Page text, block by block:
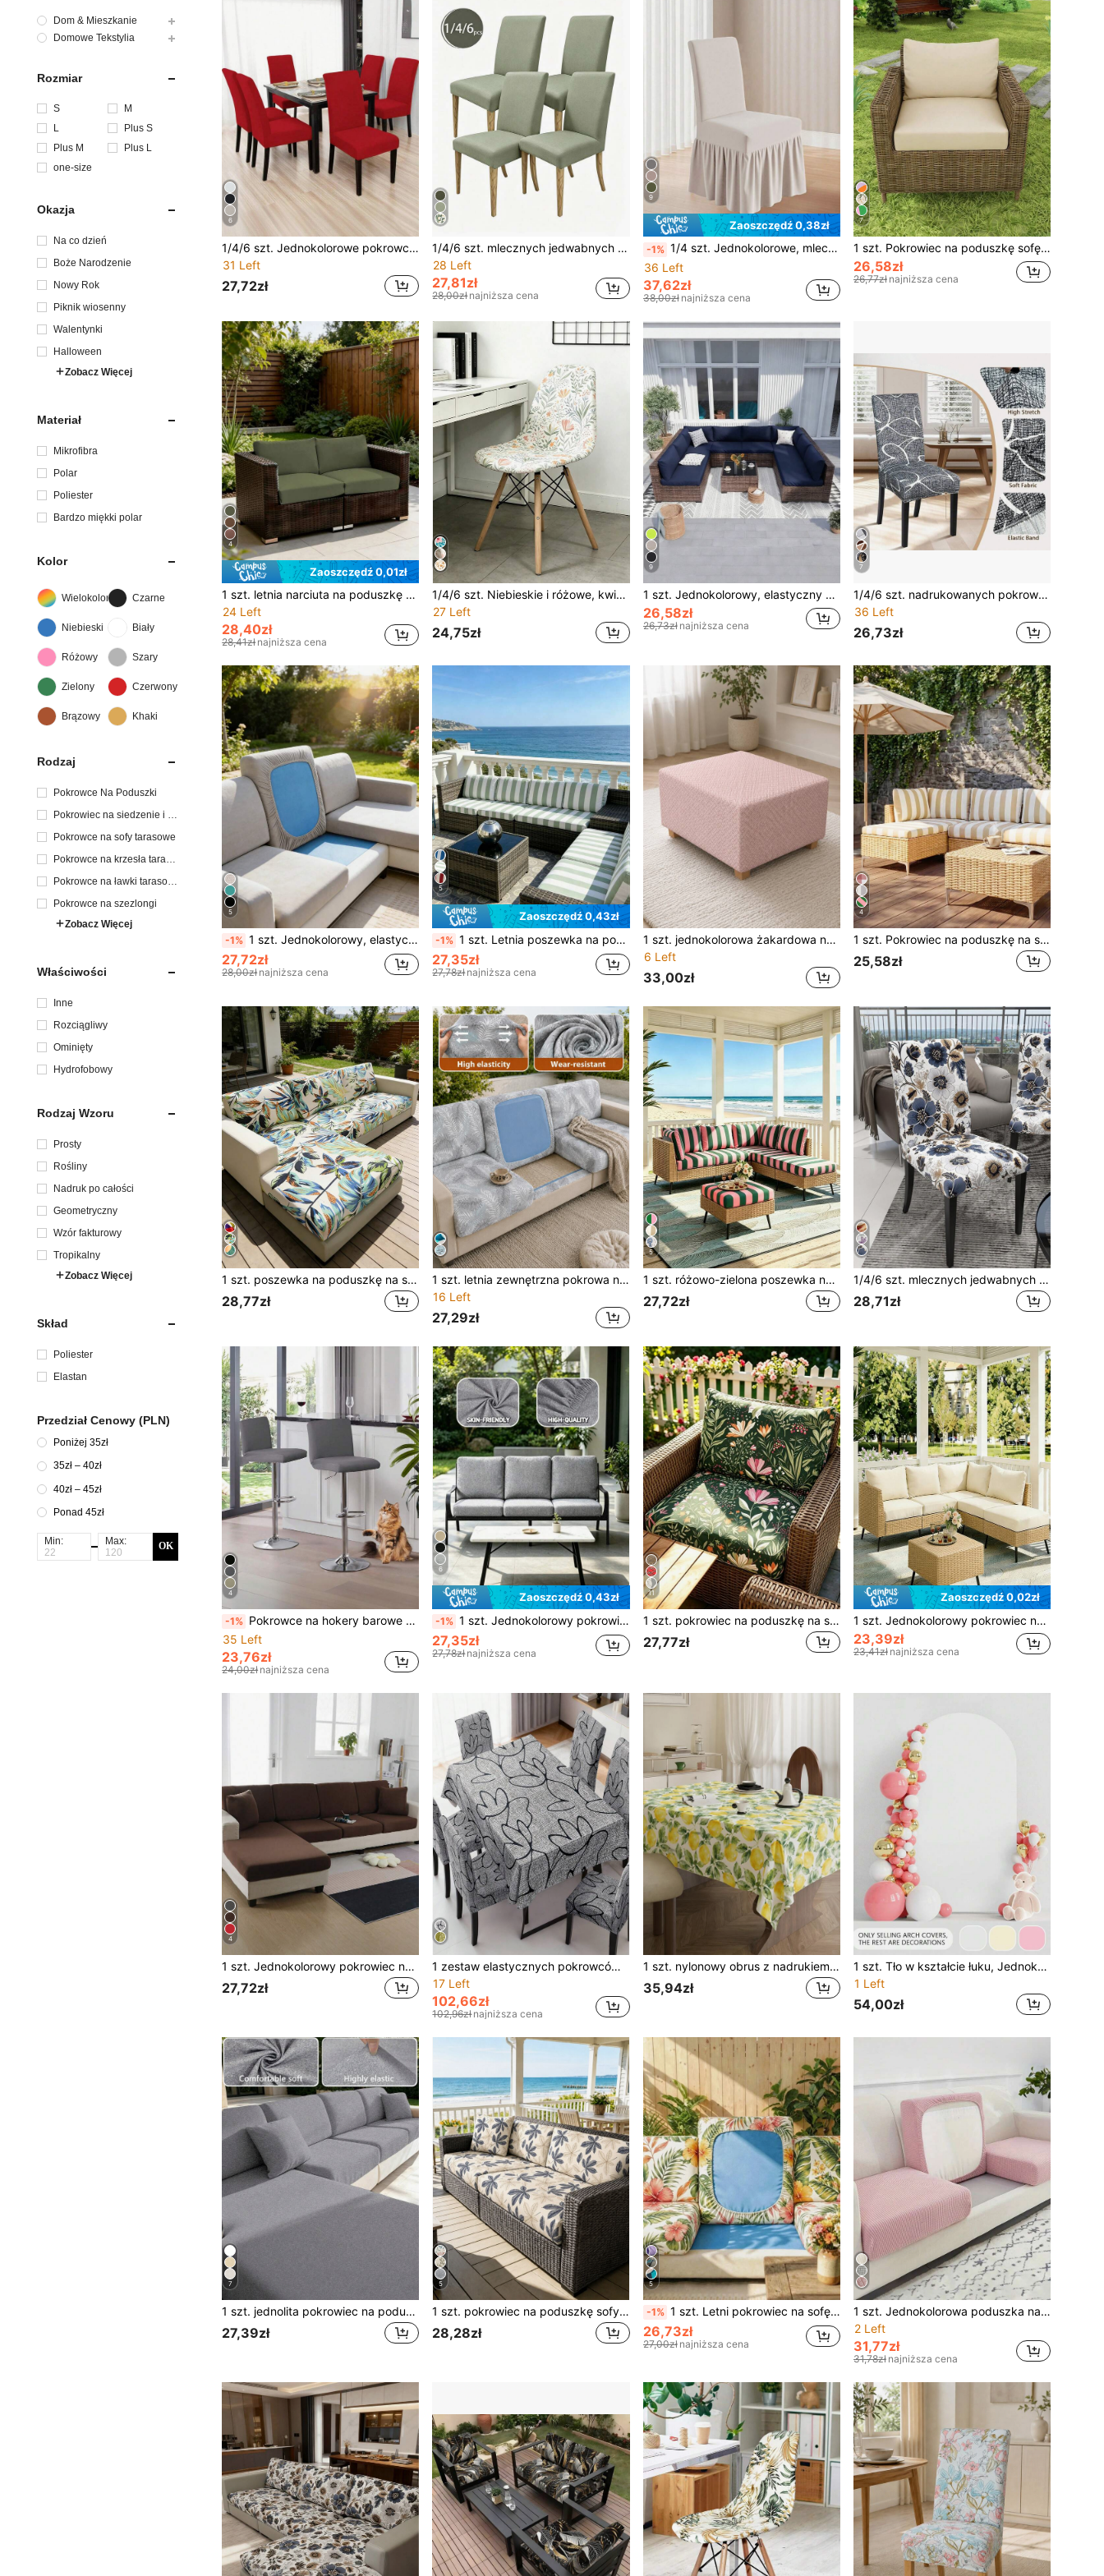
Dom & Mieszkanie
Domowe Tekstylia
Rozmiar
S
M
L
Plus S
Plus M
Plus L
one-size
Okazja
Na co dzień
Boże Narodzenie
Nowy Rok
Piknik wiosenny
Walentynki
Halloween
Zobacz Więcej
Materiał
Mikrofibra
Polar
Poliester
Bardzo miękki polar
Kolor
Wielokolorowe Czarne
Niebieski Biały
Różowy Szary
Zielony Czerwony
Brązowy Khaki
Rodzaj
Pokrowce Na Poduszki
Pokrowiec na siedzenie i p
Pokrowce na sofy tarasowe
Pokrowce na krzesła taraso
Pokrowce na ławki tarasow
Pokrowce na szezlongi
Zobacz Więcej
Właściwości
Inne
Rozciągliwy
Ominięty
Hydrofobowy
Rodzaj Wzoru
Prosty
Rośliny
Nadruk po całości
Geometryczny
Wzór fakturowy
Tropikalny
Zobacz Więcej
Skład
Poliester
Elastan
Przedział Cenowy (PLN)
Poniżej 35zł
35zł – 40zł
40zł – 45zł
Ponad 45zł
Min: Max: OK
6
1/4/6 szt. Jednokolorowe pokrowce na krzesła z mlecznego jedwabiu, o wysokiej elastyczności, odporne na kurz i wodę, odpowiednie na każdą porę roku, do salonu, hotelu, restauracji, kuchni, wystroju wnętrz, na Boże Narodzenie
31 Left
27,72zł
1/4/6 szt. mlecznych jedwabnych pokrowców na krzesła z wysokim oparciem, wysoka elastyczność, pyłoszczelność, uniwersalne, pasujące do salonu, jadalni, sypialni, gabinetu, na zewnątrz, zdejmowane i nadające się do prania
28 Left
27,81zł
28,00złnajniższa cena
9
Zaoszczędź 0,38zł
-1% 1/4 szt. Jednokolorowe, mleczne, jedwabne pokrowce na krzesła w stylu spódnicy, pełne pokrycie, antypoślizgowe, trwałe, zmywalne, o wysokiej elastyczności, rozciągliwe, łatwe w dopasowaniu, uniwersalny ochraniacz mebli, odpowiedni na imprezy, wesela, bankiety, wydarzenia, do jadalni i uroczystości
36 Left
37,62zł
38,00zł najniższa cena
7
1 szt. Pokrowiec na poduszkę sofę z nadrukiem zewnętrznym, jednokolorowy pokrowiec na sofę, wysoce elastyczny, odporny na kurz i zmywalny, minimalistyczny, nowoczesny pokrowiec na poduszkę sofę do salonu i sypialni, na każdą porę roku
26,58zł
26,77zł najniższa cena
4
Zaoszczędź 0,01zł
1 szt. letnia narciuta na poduszkę na sofę w stylu czepka kąpielowego, jednolity kolor, z jedwabiu mlecznego, o wysokiej elastyczności, przeciwpyłowa, zdejmowana, możliwa do prania, minimalistyczna, nowoczesna, całoroczna, odpowiednia do ogrodu, na balkon, na podwórze, do sypialni i salonu
24 Left
28,40zł
28,41złnajniższa cena
1/4/6 szt. Niebieskie i różowe, kwiatowe, cyfrowe nadruki z mlecznego jedwabiu, pokrowce na krzesła Eames, wysoce rozciągliwe, pyłoszczelne, całoroczne, odpowiednie do salonu, kuchni, wystroju wnętrz, zakrzywione pokrowce na krzesła
27 Left
24,75zł
9
1 szt. Jednokolorowy, elastyczny pokrowiec na poduszkę sofę z mlecznego jedwabiu, wysoka elastyczność, pyłoszczelny, odpowiedni do ogrodu, rattanowy pokrowiec na poduszkę sofę
26,58zł
26,73zł najniższa cena
7
1/4/6 szt. nadrukowanych pokrowców na krzesła z wysokim oparciem z mlecznego jedwabiu, losowy wzór, nowoczesne poliestrowe pokrowce rozciągliwe, odporne na kurz i zmywalne, do salonu, jadalni i sypialni
36 Left
26,73zł
5
-1% 1 szt. Jednokolorowy, elastyczny pokrowiec na poduszkę sofę z mlecznego jedwabiu, wysoce elastyczny, pyłoszczelny ochraniacz na siedzisko sofy, odpowiedni do ogrodu i patio
27,72zł
28,00złnajniższa cena
5
Zaoszczędź 0,43zł
-1% 1 szt. Letnia poszewka na poduszkę na sofę, nadruk w paski, minimalistyczny pokrowiec na sofę, całoroczny, o wysokiej elastyczności, odporny na kurz, zdejmowany i nadający się do prania, do salonu i sypialni
27,35zł
27,78złnajniższa cena
1 szt. jednokolorowa żakardowa nakładka na stołek, minimalistyczna nowoczesna, całoroczna do domu, zdejmowana, prana w pralce, z pogrubionego polaru, elastyczna, przeciwkurzowa i odporna na plamy, dekoracja do domu, pokrowiec na podnóżek
6 Left
33,00zł
4
1 szt. Pokrowiec na poduszkę na sofę w paski, elastyczny, odporny na kurz, zmywalny, minimalistyczny, nowoczesny, całoroczny, do salonu, sypialni, balkonu, ogrodu, wystroju domu.
25,58zł
1 szt. poszewka na poduszkę na sofę z nadrukiem zewnętrznym, styl pasterski, wzór tropikalnego lasu deszczowego, narzuta na sofę, sprzedawana pojedynczo, wysoka elastyczność, pyłoszczelna, zmywalna, minimalistyczna, nowoczesna, całoroczna, do salonu, sypialni, wystroju domu
28,77zł
1 szt. letnia zewnętrzna pokrowa na sofę z jedwabiu mlecznego o wysokiej elastyczności, nadruk w niebiesko-białe liście, całoroczna, przeciwkurzowa, odporna na plamy, zdejmowana, prana, nowoczesny modny design, poduszka na sofę do salonu, jadalni, sypialni i na zewnątrz
16 Left
27,29zł
5
1 szt. różowo-zielona poszewka na poduszkę z mlecznego jedwabiu w paski, wysoce elastyczna, pyłoszczelna, zmywalna, do ogrodu, sypialni, jadalni, salonu
27,72zł
1/4/6 szt. mlecznych jedwabnych pokrowców na krzesła z wysokim oparciem, w liście, fioletowe kwiaty, elastyczne, odporne na kurz, zmywalne pokrowce na krzesła do salonu, jadalni, sypialni i gabinetu
28,71zł
4
-1% Pokrowce na hokery barowe 1 szt./2 szt./4 szt. w jednolitym kolorze z mlecznego jedwabiu, zdejmowane i nadające się do prania, nowoczesne, elastyczne pokrowce poliestrowe, odporne na kurz i plamy, do domu, baru, hotelu, klubu, obrotowe hokery bez oparcia, na każdą porę roku
35 Left
23,76zł
24,00złnajniższa cena
6
Zaoszczędź 0,43zł
-1% 1 szt. Jednokolorowy pokrowiec na sofę z mlecznego jedwabiu, bardzo elastyczny, odporny na kurz, zdejmowany i zmywalny, minimalistyczny, nowoczesny pokrowiec na sofę, odpowiedni do ogrodu, balkonu, patio, sypialni i salonu
27,35zł
27,78złnajniższa cena
11
1 szt. pokrowiec na poduszkę na sofę w stylu czepek kąpielowy z nadrukiem, pokrowiec na sofę w wzór liści deszczowego lasu, wysoka elastyczność, pyłoszczelny, odporny na plamy, zdejmowany, prany, minimalistyczny, nowoczesny, całoroczny, do salonu i sypialni, dekoracja domu
27,77zł
Zaoszczędź 0,02zł
1 szt. Jednokolorowy pokrowiec na poduszkę sofy z mlecznego jedwabiu, wysoce elastyczny, odporny na kurz, zmywalny pokrowiec na sofę na każdą porę roku, odpowiedni do modułowej sofy rattanowej na zewnątrz, sprzedawany pojedynczo, nie jako zestaw
23,39zł
23,41zł najniższa cena
4
1 szt. Jednokolorowy pokrowiec na poduszkę sofę z mlecznego jedwabiu, wysoce elastyczny, odporny na kurz, zmywalny, minimalistyczny, nowoczesny pokrowiec na sofę do salonu i sypialni, na każdą porę roku
27,72zł
1 zestaw elastycznych pokrowców na krzesła do jadalni i obrusów, jedwabny pokrowiec na krzesła z nadrukiem i jednokolorowy wodoodporny obrus, odpowiedni do jadalni
17 Left
102,66zł
102,96złnajniższa cena
1 szt. nylonowy obrus z nadrukiem cytryny, gładki splot, w kolorze zielonym, w stylu rustykalnym, wielofunkcyjny, antypoślizgowy, odporny na ciepło, wodoodporny, pogrubiony, pełny pokrowiec na stół, odpowiedni do kuchni, salonu, na przyjęcia i różne okazje
35,94zł
1 szt. Tło w kształcie łuku, Jednokolorowe dwustronne tło fotograficzne na wesele, dekoracja na przyjęcie urodzinowe Najlepsze prezenty
1 Left
54,00zł
7
1 szt. jednolita pokrowiec na poduszkę kanapową z jedwabiu mlecznego, o wysokiej elastyczności, przeciwpyłowy, odporny na plamy, zdejmowany i prany, całoroczny, odpowiedni do modułowej sofy rattanowej na zewnątrz, sprzedawany pojedynczo, nie w zestawie, ochrona poduszki kanapowej
27,39zł
5
1 szt. pokrowiec na poduszkę sofy w stylu czepka prysznicowego z nadrukiem, beżowo-niebieski wzór liści, wysokiej elastyczności, przeciwkurzowy, odporny na plamy, zdejmowany, prany, minimalistyczny, nowoczesny, całoroczny, do salonu, sypialni i domu
28,28zł
5
-1% 1 szt. Letni pokrowiec na sofę z nadrukiem z mlecznego jedwabiu, wzór tropikalnego lasu deszczowego, całoroczny, odporny na kurz, zmywalny, nowoczesny i stylowy, odpowiedni do salonu, jadalni, sypialni i na zewnątrz
26,73zł
27,00zł najniższa cena
1 szt. Jednokolorowa poduszka na sofę z szenili, wysoka elastyczność żakardowa, odporna na kurz, brud, antypoślizgowa, zdejmowana, zmywalna do sypialni, gabinetu, salonu
2 Left
31,77zł
31,78zł najniższa cena